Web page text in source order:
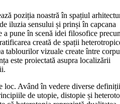
poziția noastră în spațiul
iluzia sensului și prinși în capcana
pune în scenă idei filosofice
creată de spații
tablourilor vizuale create între
este proiectată asupra localizării
loc. Având în vedere diverse
de utopie, distopie și